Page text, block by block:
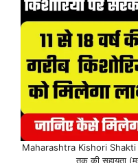
Maharashtra Kishori Shakti
तक की सहायता